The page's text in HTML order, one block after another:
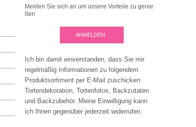
Melden Sie sich an um unsere Vorteile zu genie
ßen
ANMELDEN
Ich bin damit einverstanden, dass Sie mir
regelmäßig Informationen zu folgendem
Produktsortiment per E-Mail zuschicken:
Tortendekoration, Tortenfotos, Backzutaten
und Backzubehör. Meine Einwilligung kann
ich Ihnen gegenüber jederzeit widerrufen.